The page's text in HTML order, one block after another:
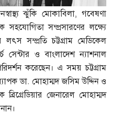
ঝুঁকি মোকাবিলা,গবেষণা
সহযোগিতা সম্প্রসারণের লক্ষ্যে
লৎস সম্প্রতি চট্টগ্রাম মেডিকেল
সেন্টার ও বাংলাদেশ ন্যাশনাল
করেছেন। এ সময় চট্টগ্রাম
ডা. মোহাম্মদ জসিম উদ্দিন ও
জেনারেল মোহাম্মদ